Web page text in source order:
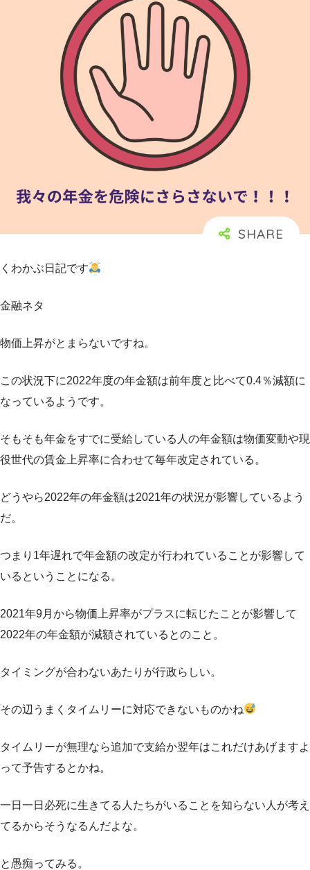
くわかぶ日記です
金融ネタ
物価上昇がとまらないですね。
この状況下に2022年度の年金額は前年度と比べて0.4％減額に
なっているようです。
そもそも年金をすでに受給している人の年金額は物価変動や現
役世代の賃金上昇率に合わせて毎年改定されている。
どうやら2022年の年金額は2021年の状況が影響しているよう
だ。
つまり1年遅れで年金額の改定が行われていることが影響して
いるということになる。
2021年9月から物価上昇率がプラスに転じたことが影響して
2022年の年金額が減額されているとのこと。
タイミングが合わないあたりが行政らしい。
その辺うまくタイムリーに対応できないものかね
タイムリーが無理なら追加で支給か翌年はこれだけあげますよ
って予告するとかね。
一日一日必死に生きてる人たちがいることを知らない人が考え
てるからそうなるんだよな。
と愚痴ってみる。